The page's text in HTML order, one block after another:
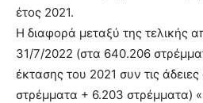
έτος 2021.
Η διαφορά μεταξύ της τελικής
31/7/2022 (στα 640.206
έκτασης του 2021 συν τις
στρέμματα + 6.203 στρέμματα)